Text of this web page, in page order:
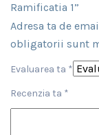
Ramificatia 1”
Adresa ta de
obligatorii sunt
Evaluarea ta *
Recenzia ta *